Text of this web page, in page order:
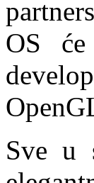
OS
Sve u